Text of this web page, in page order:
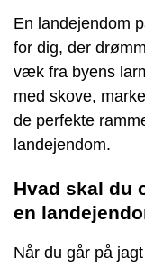
En landejendom
for dig, der
væk fra byens
med skove,
de perfekte
landejendom.
Hvad skal du
en
Når du går på